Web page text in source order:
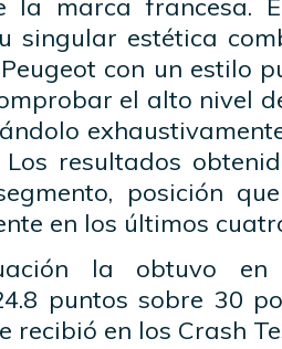
la marca francesa.
singular estética
con un estilo
el alto nivel
Los resultados
posición
en los últimos
la obtuvo en
puntos sobre 30
recibió en los Crash